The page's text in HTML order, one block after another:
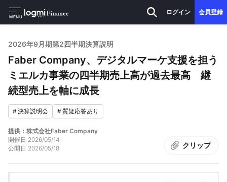
MENU
ログイン 会員登録
2026年9月期第2四半期決算説明
Faber Company、デジタルマーケ支援を担う
ミエルカ事業の四半期売上高が過去最高 継
続型売上を軸に成長
#決算説明会 #質疑応答あり
提供：株式会社Faber Company
開催日 2026/05/14
公開日 2026/05/18 クリップ